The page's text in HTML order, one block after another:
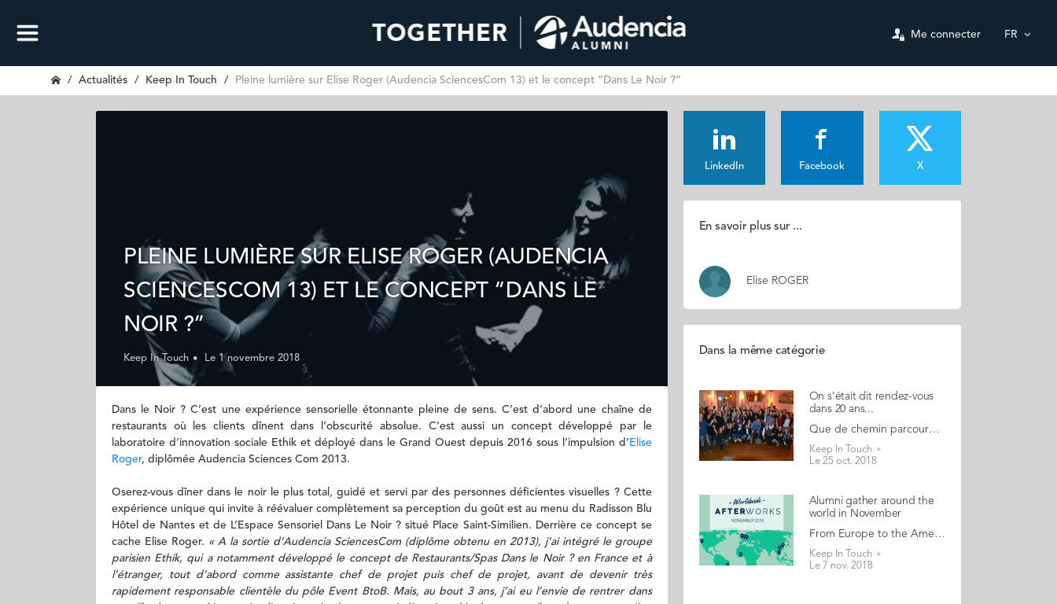
Me connecter FR
Actualités Keep In Touch Pleine lumière sur Elise Roger (Audencia SciencesCom 13) et le concept “Dans Le Noir ?”
PLEINE LUMIÈRE SUR ELISE ROGER (AUDENCIA
SCIENCESCOM 13) ET LE CONCEPT “DANS LE
NOIR ?”
Keep In Touch Le 1 novembre 2018
Dans le Noir ? C’est une expérience sensorielle étonnante pleine de sens. C’est d’abord une chaîne de
restaurants où les clients dînent dans l’obscurité absolue. C’est aussi un concept développé par le
laboratoire d’innovation sociale Ethik et déployé dans le Grand Ouest depuis 2016 sous l’impulsion d’ Elise
Roger, diplômée Audencia Sciences Com 2013.
Oserez-vous dîner dans le noir le plus total, guidé et servi par des personnes déficientes visuelles ? Cette
expérience unique qui invite à réévaluer complètement sa perception du goût est au menu du Radisson Blu
Hôtel de Nantes et de L’Espace Sensoriel Dans Le Noir ? situé Place Saint-Similien. Derrière ce concept se
cache Elise Roger. « A la sortie d’Audencia SciencesCom (diplôme obtenu en 2013), j’ai intégré le groupe
parisien Ethik, qui a notamment développé le concept de Restaurants/Spas Dans le Noir ? en France et à
l’étranger, tout d’abord comme assistante chef de projet puis chef de projet, avant de devenir très
rapidement responsable clientèle du pôle Event BtoB. Mais, au bout 3 ans, j’ai eu l’envie de rentrer dans
LinkedIn Facebook X
En savoir plus sur ...
Elise ROGER
Dans la même catégorie
On s'était dit rendez-vous
dans 20 ans...
Que de chemin parcouru depuis 20 ans... depuis l'obtention du fameux sésame ! Ce samedi 20 octobre, une soixantaine de participants se sont retrouvés pour fêter les 20 ans de la promo GE 98, l'enthousiasme de leurs années étudiantes intact. Comme si la dernière soirée à la Galisso avait eu lieu la semaine précédente ! Quelle belle occasion de partager, le temps d’une soirée à la Villa Frochot (Paris 9ème), un moment privilégié placé sous le signe de la convivialité et des échanges pour faire perdurer le plus longtemps possible les souvenirs de ces années passées à Nantes. Un grand merci aux organisateurs, Julien Crespel, l'Ambassadeur de promo, Juliette Guion et Sébastien Lamour. Découvrez l'ambiance de cette soirée à travers ses photos...
Keep In Touch
Le 25 oct. 2018
Alumni gather around the
world in November
From Europe to the Americas via Africa and Asia! Audencia alumni have been busy organising events around the world in November. These events are generally informal gatherings that take place on a regular basis or are organised to coincide with the visit of an Audencia professor or member of staff. Alumni and students from all Audencia programmes are welcome to join Catch up with fellow classmates but also make new friends They can be organised by ambassadors or autonomously by an alum if the city doesn't have an ambassador 9 gatherings will take place in the coming weeks: London on 8 November Hong Kong on 15 November San Francisco on 15 November Hanoi on 18 November Vienna on 20 November Ho Chi Minh City on 25 November Rio de Janeiro on 28 November Abidjan on 29 November And, Munich on 3 December. A huge thank you to all those busy ambassadors, alumni and faculty who have made these gatherings possible! If you want to organise an alumni gathering in your city, drop a line to Katie Francois.
Keep In Touch
Le 7 nov. 2018